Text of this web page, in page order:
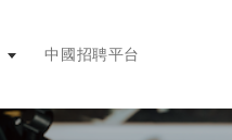
中國招聘平台